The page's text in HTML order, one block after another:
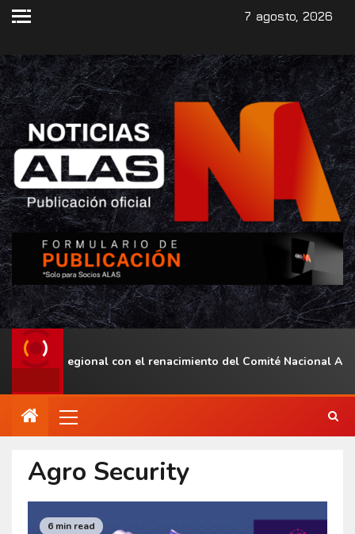
7 agosto, 2026
regional con el renacimiento del Comité Nacional ALAS
Agro Security
6 min read